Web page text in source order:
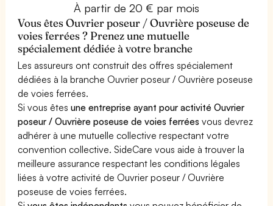
À partir de 20 € par mois
Vous êtes Ouvrier poseur / Ouvrière poseuse de
voies ferrées ? Prenez une mutuelle
spécialement dédiée à votre branche
Les assureurs ont construit des offres spécialement
dédiées à la branche Ouvrier poseur / Ouvrière poseuse
de voies ferrées.
Si vous êtesune entreprise ayant pour activité Ouvrier
poseur / Ouvrière poseuse de voies ferrées vous devrez
adhérer à une mutuelle collective respectant votre
convention collective. SideCare vous aide à trouver la
meilleure assurance respectant les conditions légales
liées à votre activité de Ouvrier poseur / Ouvrière
poseuse de voies ferrées.